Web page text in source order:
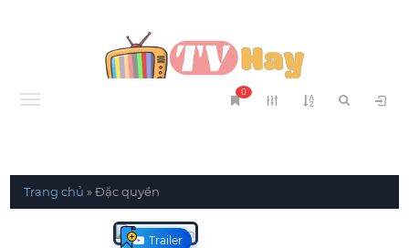
Menu
0
Trang chủ »Đặc quyền
Trailer